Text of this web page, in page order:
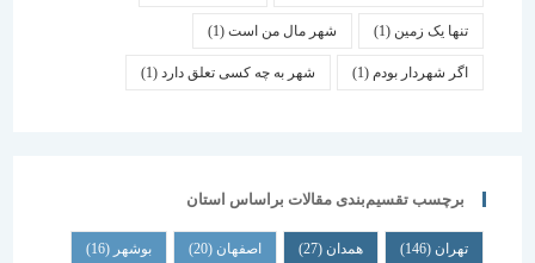
تنها یک زمین(1) شهر مال من است(1)
اگر شهردار بودم (1) شهر به چه کسی تعلق دارد(1)
برچسب تقسیم‌بندی مقالات براساس استان
همدان اصفهان (20) بوشهر